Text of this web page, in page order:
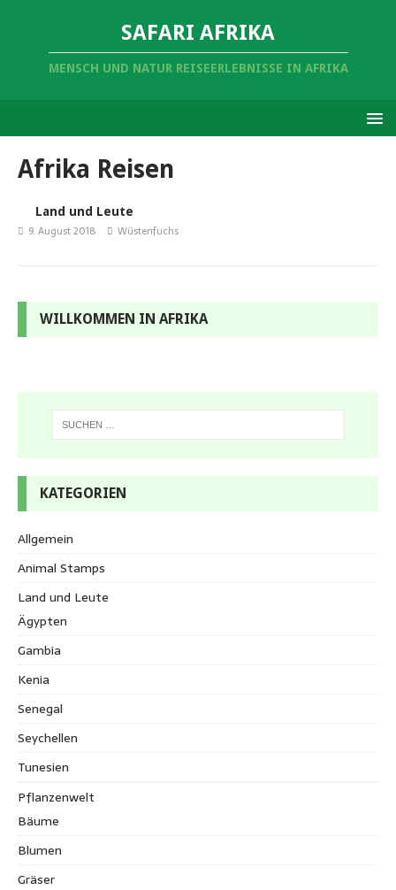
SAFARI AFRIKA
MENSCH UND NATUR REISEERLEBNISSE IN AFRIKA
Afrika Reisen
Land und Leute
9. August 2018 Wüstenfuchs
WILLKOMMEN IN AFRIKA
KATEGORIEN
Allgemein
Animal Stamps
Land und Leute
Ägypten
Gambia
Kenia
Senegal
Seychellen
Tunesien
Pflanzenwelt
Bäume
Blumen
Gräser